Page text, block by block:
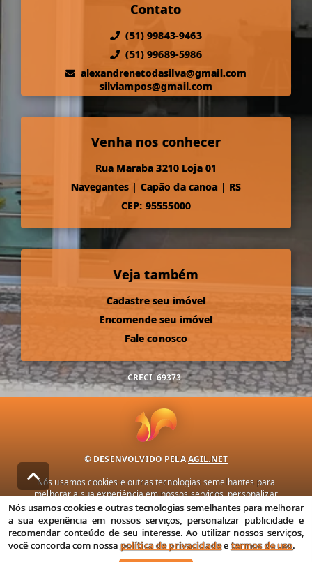
Contato
(51) 99843-9463
(51) 99689-5986
alexandrenetodasilva@gmail.com
silviampos@gmail.com
Venha nos conhecer
Rua Maraba 3210 Loja 01
Navegantes | Capão da canoa | RS
CEP: 95555000
Veja também
Cadastre seu imóvel
Encomende seu imóvel
Fale conosco
CRECI 69373
© DESENVOLVIDO PELAAGIL.NET
Nós usamos cookies e outras tecnologias semelhantes para
melhorar a sua experiência em nossos serviços, personalizar
publicidade e recomendar conteúdo de seu interesse. Ao utilizar
nossos serviços, você concorda com nossa política de privacidade e
termos de uso.
Política de Privacidade Termos de uso
Nós usamos cookies e outras tecnologias semelhantes para melhorar
a sua experiência em nossos serviços, personalizar publicidade e
recomendar conteúdo de seu interesse. Ao utilizar nossos serviços,
você concorda com nossa política de privacidadeetermos de uso.